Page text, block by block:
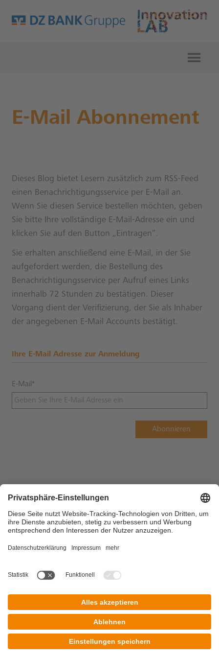
E-Mail Abonnement
Dieses Blog bietet Lesern zusätzlich zum RSS-Feed
einen Benachrichtigungsservice per E-Mail an.
Wenn Sie diesen Service bestellen möchten, geben
Sie bitte Ihre vollständige E-Mail-Adresse ein und
klicken Sie auf den Button „Eintragen“.
Sie erhalten anschließend eine E-Mail, in der Sie
aufgefordert werden, die Bestellung des
Benachrichtigungsservice per Aufruf eines Links
innerhalb 72 Stunden zu bestätigen. Dieser
Vorgang dient der Verifizierung, der Sie als Inhaber
der angegebenen E-Mail Accounts bestätigt.
Ihre E-Mail Adresse zur Anmeldung
E-Mail*
Impressum